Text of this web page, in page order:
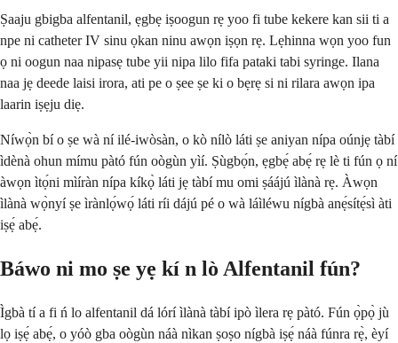
Ṣaaju gbigba alfentanil, ẹgbẹ iṣoogun rẹ yoo fi tube kekere kan sii ti a
npe ni catheter IV sinu ọkan ninu awọn iṣọn rẹ. Lẹhinna wọn yoo fun
ọ ni oogun naa nipasẹ tube yii nipa lilo fifa pataki tabi syringe. Ilana
naa jẹ deede laisi irora, ati pe o ṣee ṣe ki o bẹrẹ si ni rilara awọn ipa
laarin iṣẹju diẹ.
Níwọ̀n bí o ṣe wà ní ilé-iwòsàn, o kò nílò láti ṣe aniyan nípa oúnjẹ tàbí
ìdènà ohun mímu pàtó fún oògùn yìí. Ṣùgbọ́n, ẹgbẹ́ abẹ́ rẹ lè ti fún ọ ní
àwọn ìtọ́ni mìíràn nípa kíkọ̀ láti jẹ tàbí mu omi ṣáájú ìlànà rẹ. Àwọn
ìlànà wọ̀nyí ṣe ìrànlọ́wọ́ láti ríi dájú pé o wà láìléwu nígbà anẹ́sítẹ́sì àti
iṣẹ́ abẹ́.
Báwo ni mo ṣe yẹ kí n lò Alfentanil fún?
Ìgbà tí a fi ń lo alfentanil dá lórí ìlànà tàbí ipò ìlera rẹ pàtó. Fún ọ̀pọ̀ jù
lọ iṣẹ́ abẹ́, o yóò gba oògùn náà nìkan ṣoṣo nígbà iṣẹ́ náà fúnra rẹ̀, èyí